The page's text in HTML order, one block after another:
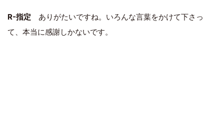
R-指定 ありがたいですね。いろんな言葉をかけて下さっ
て、本当に感謝しかないです。